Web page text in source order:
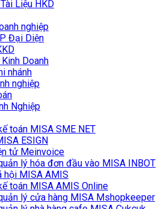
Liệu HKD
nghiệp
Đại Diện
Doanh
nhánh
nghiệp
Nghiệp
toán MISA SME NET
ESIGN
tử Meinvoice
lý hóa đơn đầu vào MISA INBOT
hội MISA AMIS
toán MISA AMIS Online
lý cửa hàng MISA Mshopkeeper